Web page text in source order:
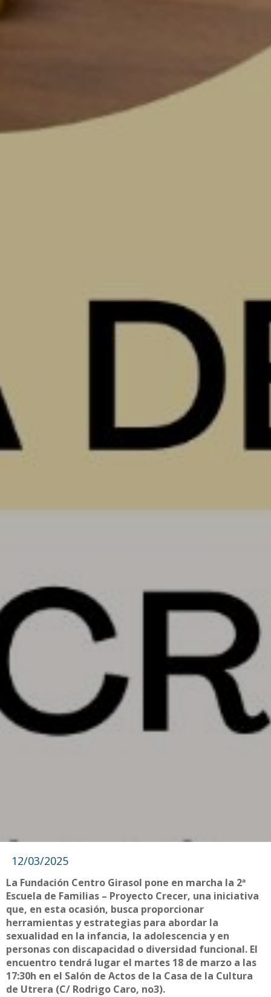
12/03/2025
La Fundación Centro Girasol pone en marcha la 2ª
Escuela de Familias – Proyecto Crecer, una iniciativa
que, en esta ocasión, busca proporcionar
herramientas y estrategias para abordar la
sexualidad en la infancia, la adolescencia y en
personas con discapacidad o diversidad funcional. El
encuentro tendrá lugar el martes 18 de marzo a las
17:30h en el Salón de Actos de la Casa de la Cultura
de Utrera (C/ Rodrigo Caro, no3).